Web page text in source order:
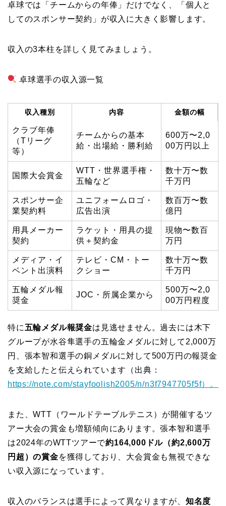
卓球では「チームからの年俸」だけでなく、「個人と
してのスポンサー契約」が収入に大きく影響します。
収入の3本柱を詳しく見てみましょう。
卓球選手の収入源一覧
収入種別 内容 金額の幅
クラブ年俸
（Tリーグ
等）
チームからの基本
給・出場給・勝利給
600万〜2,0
00万円以上
国際大会賞金
WTT・世界選手権・
五輪など
数十万〜数
千万円
スポンサー企
業契約料
ユニフォームロゴ・
広告出演
数百万〜数
億円
用具メーカー
契約
ラケット・用具の提
供＋契約金
現物〜数百
万円
メディア・イ
ベント出演料
テレビ・CM・トー
クショー
数十万〜数
千万円
五輪メダル報
奨金
JOC・所属企業から
500万〜2,0
00万円程度
特に 五輪メダル報奨金は見逃せません。過去には木下
グループが水谷隼選手の五輪金メダルに対して2,000万
円、張本智和選手の銅メダルに対して500万円の報奨金
を支給したと伝えられています（出典：
https://note.com/stayfoolish2005/n/n3f7947705f5f）。
また、WTT（ワールドテーブルテニス）が開催するツ
アー大会の賞金も増額傾向にあります。張本智和選手
は2024年のWTTツアーで約164,000ドル（約2,600万
円超）の賞金を獲得しており、大会賞金も無視できな
い収入源になっています。
収入のバランスは選手によって異なりますが、 知名度